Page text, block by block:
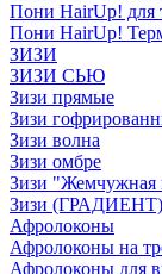
Пони HairUp! для
Пони HairUp!
ЗИЗИ
ЗИЗИ СЬЮ
Зизи прямые
Зизи
Зизи волна
Зизи омбре
Зизи "Жемчужная
Зизи (ГРАДИЕНТ)
Афролоконы
Афролоконы на
Афролоконы для